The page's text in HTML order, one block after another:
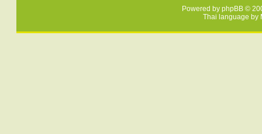
Powered by phpBB ©
Thai language by